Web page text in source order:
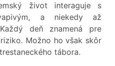
život interaguje s
a niekedy až
deň znamená pre
Možno ho však skôr
tábora.